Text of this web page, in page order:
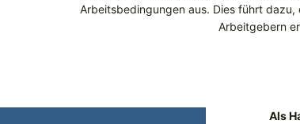
Arbeitsbedingungen aus. Dies führt
Arbeitgebern
Als